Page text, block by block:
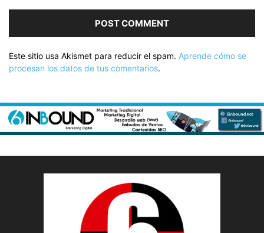
Este sitio usa Akismet para reducir el spam. Aprende cómo se
procesan los datos de tus comentarios.